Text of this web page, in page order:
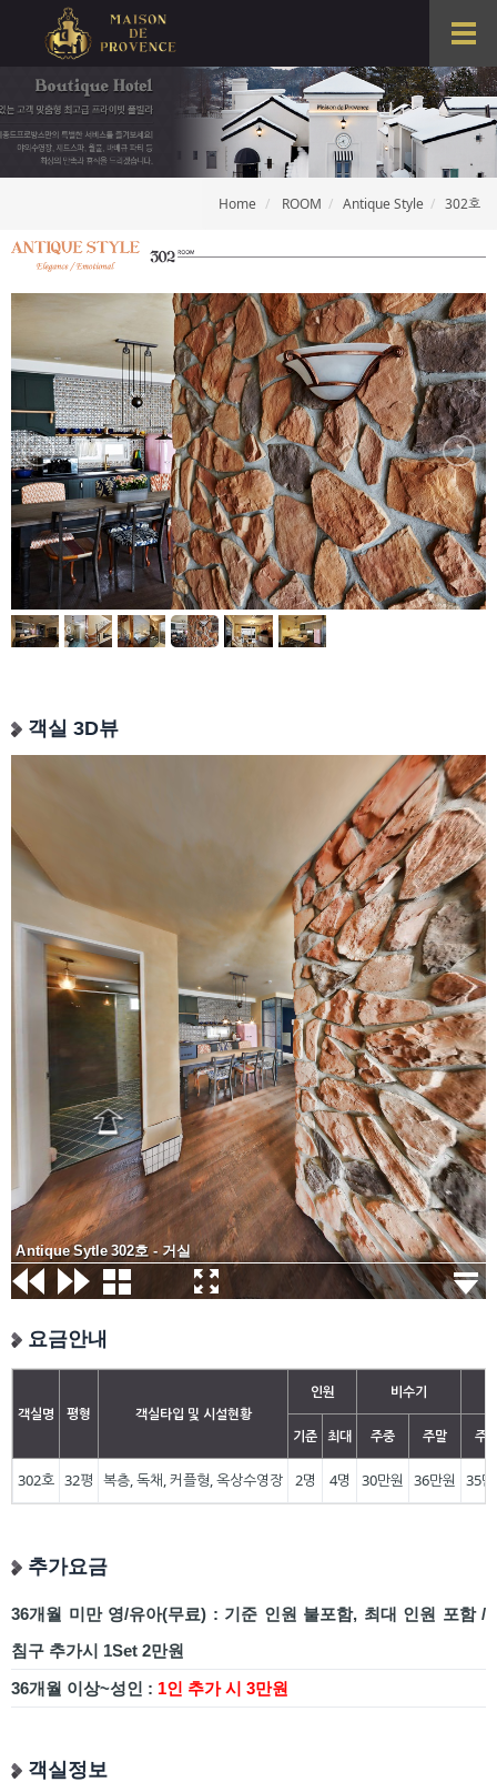
T
g
g
l
n
v
g
t
i
o
n
Home ROOM Antique Style 302호
객실 3D뷰
요금안내
객실명 평형 객실타입 및 시설현황
인원 비수기
기준 최대 주중 주말 주
302호 32평 복층, 독채, 커플형, 옥상수영장 2명 4명 30만원 36만원 35
추가요금
36개월 미만 영/유아(무료) : 기준 인원 불포함, 최대 인원 포함 /
침구 추가시 1Set 2만원
36개월 이상~성인 : 1인 추가 시 3만원
객실정보